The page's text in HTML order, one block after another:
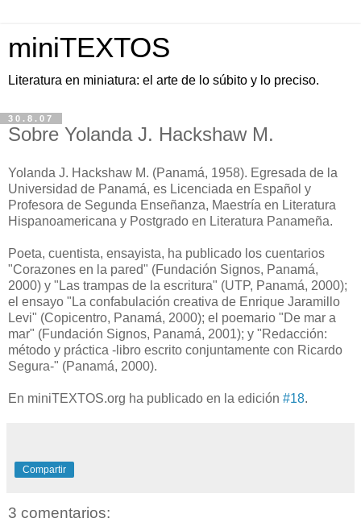
miniTEXTOS
Literatura en miniatura: el arte de lo súbito y lo preciso.
30.8.07
Sobre Yolanda J. Hackshaw M.
Yolanda J. Hackshaw M. (Panamá, 1958). Egresada de la
Universidad de Panamá, es Licenciada en Español y
Profesora de Segunda Enseñanza, Maestría en Literatura
Hispanoamericana y Postgrado en Literatura Panameña.
Poeta, cuentista, ensayista, ha publicado los cuentarios
"Corazones en la pared" (Fundación Signos, Panamá,
2000) y "Las trampas de la escritura" (UTP, Panamá, 2000);
el ensayo "La confabulación creativa de Enrique Jaramillo
Levi" (Copicentro, Panamá, 2000); el poemario "De mar a
mar" (Fundación Signos, Panamá, 2001); y "Redacción:
método y práctica -libro escrito conjuntamente con Ricardo
Segura-" (Panamá, 2000).
En miniTEXTOS.org ha publicado en la edición #18.
Compartir
3 comentarios: